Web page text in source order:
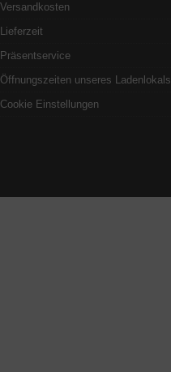
Versandkosten
Lieferzeit
Präsentservice
Öffnungszeiten unseres Ladenlokals
Cookie Einstellungen